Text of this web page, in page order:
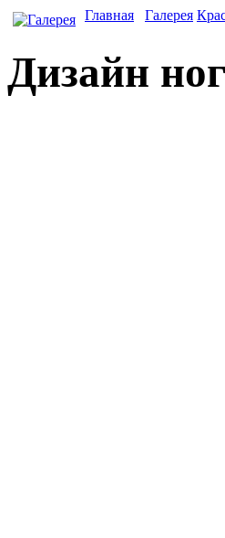
Главная Галерея
Дизайн